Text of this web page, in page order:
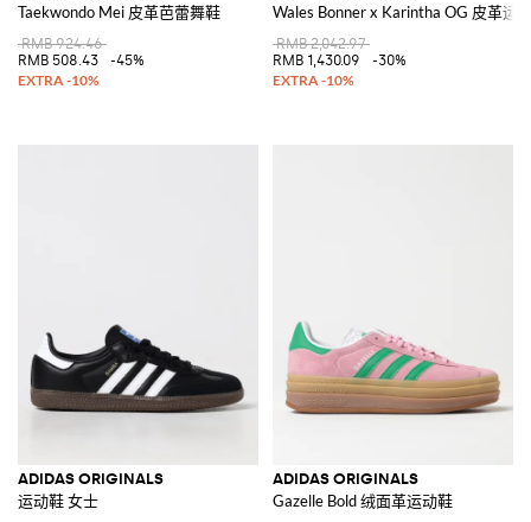
Taekwondo Mei 皮革芭蕾舞鞋
RMB 924.46
RMB 508.43
-45%
Wales Bonner x Karintha OG 皮革运
RMB 2,042.97
RMB 1,430.09
-30%
ADIDAS ORIGINALS
运动鞋 女士
ADIDAS ORIGINALS
Gazelle Bold 绒面革运动鞋